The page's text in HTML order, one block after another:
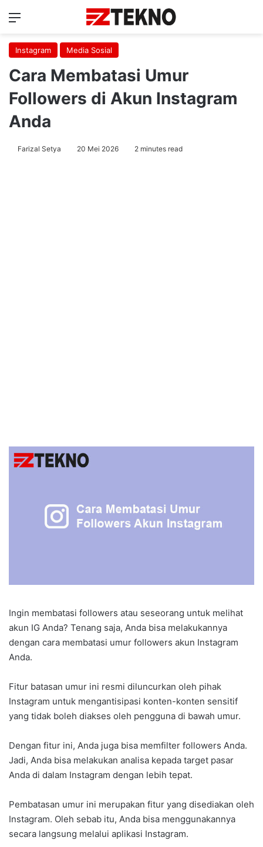
Menu
Instagram Media Sosial
Cara Membatasi Umur
Followers di Akun Instagram
Anda
Farizal Setya 20 Mei 2026 2 minutes read
Ingin membatasi followers atau seseorang untuk melihat
akun IG Anda? Tenang saja, Anda bisa melakukannya
dengan cara membatasi umur followers akun Instagram
Anda.
Fitur batasan umur ini resmi diluncurkan oleh pihak
Instagram untuk mengantisipasi konten-konten sensitif
yang tidak boleh diakses oleh pengguna di bawah umur.
Dengan fitur ini, Anda juga bisa memfilter followers Anda.
Jadi, Anda bisa melakukan analisa kepada target pasar
Anda di dalam Instagram dengan lebih tepat.
Pembatasan umur ini merupakan fitur yang disediakan oleh
Instagram. Oleh sebab itu, Anda bisa menggunakannya
secara langsung melalui aplikasi Instagram.